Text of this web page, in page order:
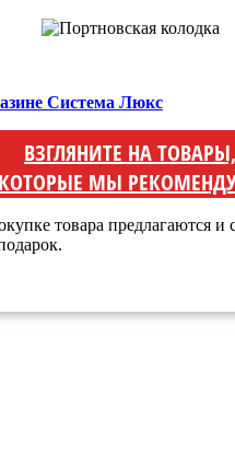
Система Люкс
ВЗГЛЯНИТЕ НА ТОВАРЫ,
КОТОРЫЕ МЫ
товара предлагаются